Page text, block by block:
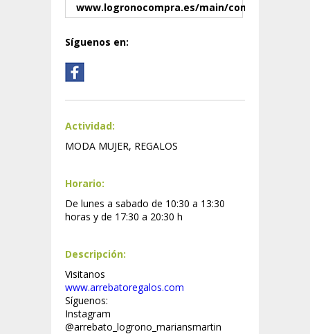
www.logronocompra.es/main/comercio/1/284
Síguenos en:
Actividad:
MODA MUJER, REGALOS
Horario:
De lunes a sabado de 10:30 a 13:30
horas y de 17:30 a 20:30 h
Descripción:
Visitanos
www.arrebatoregalos.com
Síguenos:
Instagram
@arrebato_logrono_mariansmartin